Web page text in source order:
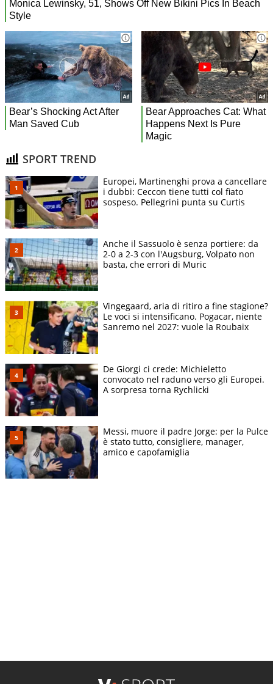
SPORT TREND
Europei, Martinenghi prova a cancellare
i dubbi: Ceccon tiene tutti col fiato
sospeso. Pellegrini punta su Curtis
Anche il Sassuolo è senza portiere: da
2-0 a 2-3 con l'Augsburg, Volpato non
basta, che errori di Muric
Vingegaard, aria di ritiro a fine stagione?
Le voci si intensificano. Pogacar, niente
Sanremo nel 2027: vuole la Roubaix
De Giorgi ci crede: Michieletto
convocato nel raduno verso gli Europei.
A sorpresa torna Rychlicki
Messi, muore il padre Jorge: per la Pulce
è stato tutto, consigliere, manager,
amico e capofamiglia